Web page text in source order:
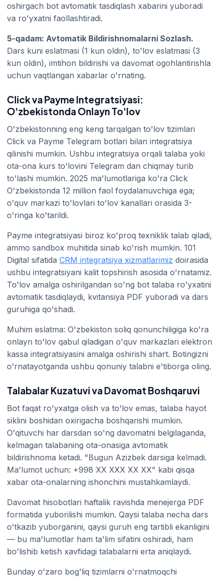
oshirgach bot avtomatik tasdiqlash xabarini yuboradi
va ro'yxatni faollashtiradi.
5-qadam: Avtomatik Bildirishnomalarni Sozlash.
Dars kuni eslatmasi (1 kun oldin), to'lov eslatmasi (3
kun oldin), imtihon bildirishi va davomat ogohlantirishla
uchun vaqtlangan xabarlar o'rnating.
Click va Payme Integratsiyasi:
O'zbekistonda Onlayn To'lov
O'zbekistonning eng keng tarqalgan to'lov tizimlari
Click va Payme Telegram botlari bilan integratsiya
qilinishi mumkin. Ushbu integratsiya orqali talaba yoki
ota-ona kurs to'lovini Telegram dan chiqmay turib
to'lashi mumkin. 2025 ma'lumotlariga ko'ra Click
O'zbekistonda 12 million faol foydalanuvchiga ega;
o'quv markazi to'lovlari to'lov kanallari orasida 3-
o'ringa ko'tarildi.
Payme integratsiyasi biroz ko'proq texniklik talab qiladi,
ammo sandbox muhitida sinab ko'rish mumkin. 101
Digital sifatida CRM integratsiya xizmatlarimiz doirasida
ushbu integratsiyani kalit topshirish asosida o'rnatamiz.
To'lov amalga oshirilgandan so'ng bot talaba ro'yxatini
avtomatik tasdiqlaydi, kvitansiya PDF yuboradi va dars
guruhiga qo'shadi.
Muhim eslatma: O'zbekiston soliq qonunchiligiga ko'ra
onlayn to'lov qabul qiladigan o'quv markazlari elektron
kassa integratsiyasini amalga oshirishi shart. Botingizni
o'rnatayotganda ushbu qonuniy talabni e'tiborga oling.
Talabalar Kuzatuvi va Davomat Boshqaruvi
Bot faqat ro'yxatga olish va to'lov emas, talaba hayot
siklini boshidan oxirigacha boshqarishi mumkin.
O'qituvchi har darsdan so'ng davomatni belgilaganda,
kelmagan talabaning ota-onasiga avtomatik
bildirishnoma ketadi. "Bugun Azizbek darsiga kelmadi.
Ma'lumot uchun: +998 XX XXX XX XX" kabi qisqa
xabar ota-onalarning ishonchini mustahkamlaydi.
Davomat hisobotlari haftalik ravishda menejerga PDF
formatida yuborilishi mumkin. Qaysi talaba necha dars
o'tkazib yuborganini, qaysi guruh eng tartibli ekanligini
— bu ma'lumotlar ham ta'lim sifatini oshiradi, ham
bo'lishib ketish xavfidagi talabalarni erta aniqlaydi.
Bunday o'zaro bog'liq tizimlarni o'rnatmoqchi